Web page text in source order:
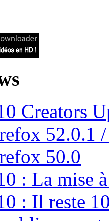
Creators
52.0.1
50.0
: La mise
: Il reste